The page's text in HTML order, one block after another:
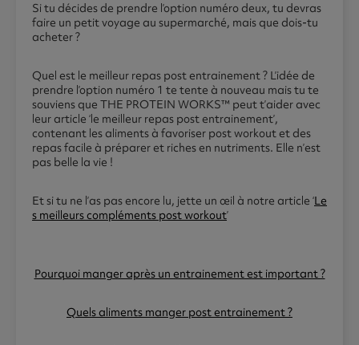
Si tu décides de prendre l’option numéro deux, tu devras
faire un petit voyage au supermarché, mais que dois-tu
acheter ?
Quel est le meilleur repas post entrainement ? L’idée de
prendre l’option numéro 1 te tente à nouveau mais tu te
souviens que THE PROTEIN WORKS™ peut t’aider avec
leur article ‘le meilleur repas post entrainement’,
contenant les aliments à favoriser post workout et des
repas facile à préparer et riches en nutriments. Elle n’est
pas belle la vie !
Et si tu ne l’as pas encore lu, jette un œil à notre article ‘Le
s meilleurs compléments post workout’
Pourquoi manger après un entrainement est important ?
Quels aliments manger post entrainement ?